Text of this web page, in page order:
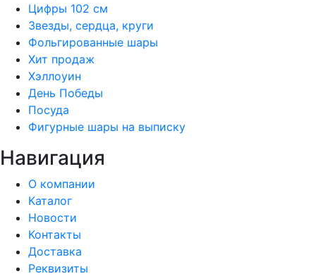
Цифры 102 см
Звезды, сердца, круги
Фольгированные шары
Хит продаж
Хэллоуин
День Победы
Посуда
Фигурные шары на выписку
Навигация
О компании
Каталог
Новости
Контакты
Доставка
Реквизиты